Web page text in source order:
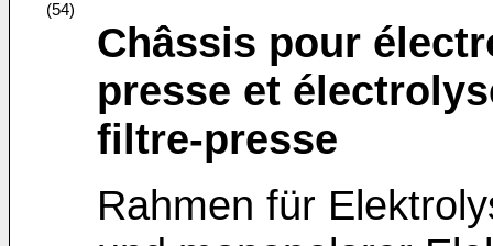
(54)
Châssis pour
presse et
filtre-presse
Rahmen für